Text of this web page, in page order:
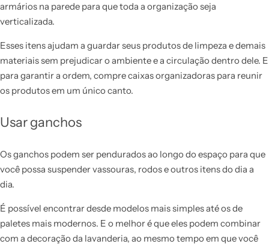
armários na parede para que toda a organização seja
verticalizada.
Esses itens ajudam a guardar seus produtos de limpeza e demais
materiais sem prejudicar o ambiente e a circulação dentro dele. E
para garantir a ordem, compre caixas organizadoras para reunir
os produtos em um único canto.
Usar ganchos
Os ganchos podem ser pendurados ao longo do espaço para que
você possa suspender vassouras, rodos e outros itens do dia a
dia.
É possível encontrar desde modelos mais simples até os de
paletes mais modernos. E o melhor é que eles podem combinar
com a decoração da lavanderia, ao mesmo tempo em que você